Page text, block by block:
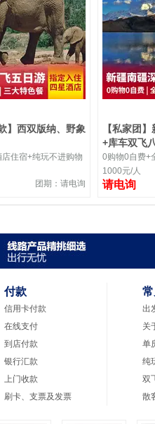
】西双版纳、野象
住宿+纯玩不进购物
团期：请电询
【私家团
+库车双飞
0购物0自费+
1000元/人
请电询
付款
信用卡付款
在线支付
到店付款
银行汇款
上门收款
刷卡、支票及发票
出
关
单
纯
双
散